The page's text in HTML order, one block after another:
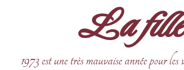
La fille
1973 est une très mauvaise année pour